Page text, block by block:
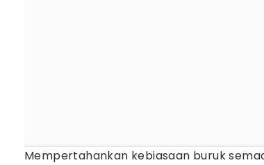
Mempertahankan kebiasaan buruk